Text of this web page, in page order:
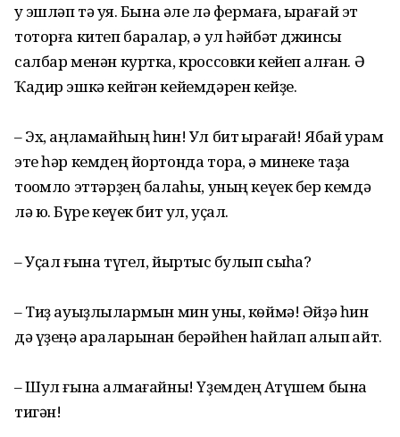
уҡ эшләп тә ҡуя. Бына әле лә фермаға, ҡырағай эт
тоторға китеп баралар, ә ул һәйбәт джинсы
салбар менән куртка, кроссовки кейеп алған. Ә
Ҡадир эшкә кейгән кейемдәрен кейҙе.
– Эх, аңламайһың һин! Ул бит ҡырағай! Ябай урам
эте һәр кемдең йортонда тора, ә минеке таҙа
тоҡомло эттәрҙең балаһы, уның кеүек бер кемдә
лә юҡ. Бүре кеүек бит ул, уҫал.
– Уҫал ғына түгел, йыртҡыс булып сыҡһа?
– Тиҙ ауыҙлыҡлармын мин уны, көймә! Әйҙә һин
дә үҙеңә араларынан берәйһен һайлап алып ҡайт.
– Шул ғына ҡалмағайны! Үҙемдең Аҡтүшем бына
тигән!